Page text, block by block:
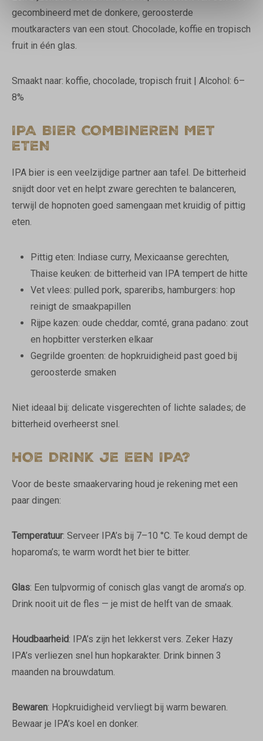
gecombineerd met de donkere, geroosterde
moutkaracters van een stout. Chocolade, koffie en tropisch
fruit in één glas.
Smaakt naar: koffie, chocolade, tropisch fruit | Alcohol: 6–
8%
IPA BIER COMBINEREN MET
ETEN
IPA bier is een veelzijdige partner aan tafel. De bitterheid
snijdt door vet en helpt zware gerechten te balanceren,
terwijl de hopnoten goed samengaan met kruidig of pittig
eten.
Pittig eten: Indiase curry, Mexicaanse gerechten,
Thaise keuken: de bitterheid van IPA tempert de hitte
Vet vlees: pulled pork, spareribs, hamburgers: hop
reinigt de smaakpapillen
Rijpe kazen: oude cheddar, comté, grana padano: zout
en hopbitter versterken elkaar
Gegrilde groenten: de hopkruidigheid past goed bij
geroosterde smaken
Niet ideaal bij: delicate visgerechten of lichte salades; de
bitterheid overheerst snel.
HOE DRINK JE EEN IPA?
Voor de beste smaakervaring houd je rekening met een
paar dingen:
Temperatuur: Serveer IPA’s bij 7–10 °C. Te koud dempt de
hoparoma’s; te warm wordt het bier te bitter.
Glas: Een tulpvormig of conisch glas vangt de aroma’s op.
Drink nooit uit de fles — je mist de helft van de smaak.
Houdbaarheid: IPA’s zijn het lekkerst vers. Zeker Hazy
IPA’s verliezen snel hun hopkarakter. Drink binnen 3
maanden na brouwdatum.
Bewaren: Hopkruidigheid vervliegt bij warm bewaren.
Bewaar je IPA’s koel en donker.